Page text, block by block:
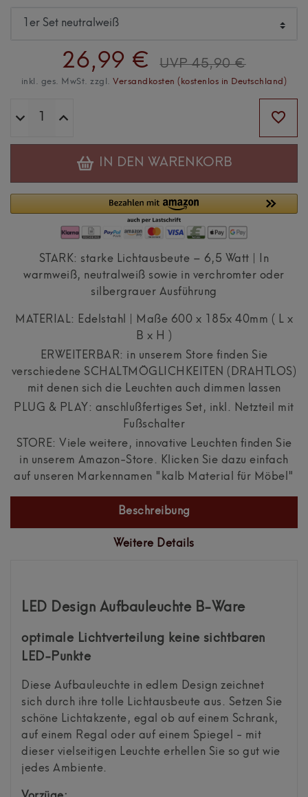
26,99 € UVP 45,90 €
inkl. ges. MwSt. zzgl.Versandkosten (kostenlos in Deutschland)
IN DEN WARENKORB
STARK: starke Lichtausbeute – 6,5 Watt | In
warmweiß, neutralweiß sowie in verchromter oder
silbergrauer Ausführung
MATERIAL: Edelstahl | Maße 600 x 185x 40mm ( L x
B x H )
ERWEITERBAR: in unserem Store finden Sie
verschiedene SCHALTMÖGLICHKEITEN (DRAHTLOS)
mit denen sich die Leuchten auch dimmen lassen
PLUG & PLAY: anschlußfertiges Set, inkl. Netzteil mit
Fußschalter
STORE: Viele weitere, innovative Leuchten finden Sie
in unserem Amazon-Store. Klicken Sie dazu einfach
auf unseren Markennamen "kalb Material für Möbel"
Beschreibung
Weitere Details
LED Design Aufbauleuchte B-Ware
optimale Lichtverteilung keine sichtbaren
LED-Punkte
Diese Aufbauleuchte in edlem Design zeichnet
sich durch ihre tolle Lichtausbeute aus. Setzen Sie
schöne Lichtakzente, egal ob auf einem Schrank,
auf einem Regal oder auf einem Spiegel - mit
dieser vielseitigen Leuchte erhellen Sie so gut wie
jedes Ambiente.